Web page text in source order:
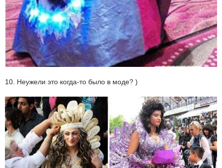
10. Неужели это когда-то было в моде? )